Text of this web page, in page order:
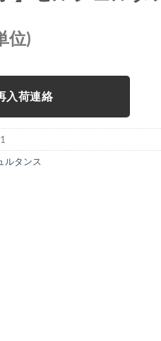
位)
入荷連絡
ルタンス